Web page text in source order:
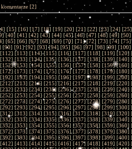
komentarze[2]
] [15] [16] [17] [18] [19] [20] [21] [22] [23] [24] [25
] [40] [41] [42] [43] [44] [45] [46] [47] [48] [49] [50]
] [65] [66] [67] [68] [69] [70] [71] [72] [73] [74] [75]
[90] [91] [92] [93] [94] [95] [96] [97] [98] [99] [100]
112] [113] [114] [115] [116] [117] [118] [119] [120]
132] [133] [134] [135] [136] [137] [138] [139] [140]
152] [153] [154] [155] [156] [157] [158] [159] [160]
172] [173] [174] [175] [176] [177] [178] [179] [180]
192] [193] [194] [195] [196] [197] [198] [199] [200]
212] [213] [214] [215] [216] [217] [218] [219] [220]
232] [233] [234] [235] [236] [237] [238] [239] [240]
252] [253] [254] [255] [256] [257] [258] [259] [260]
272] [273] [274] [275] [276] [277] [278] [279] [280]
292] [293] [294] [295] [296] [297] [298] [299] [300]
312] [313] [314] [315] [316] [317] [318] [319] [320]
332] [333] [334] [335] [336] [337] [338] [339] [340]
352] [353] [354] [355] [356] [357] [358] [359] [360]
372] [373] [374] [375] [376] [377] [378] [379] [380]
392] [393] [394] [395] [396] [397] [398] [399] [400]
412] [413] [414] [415] [416] [417] [418] [419] [420]